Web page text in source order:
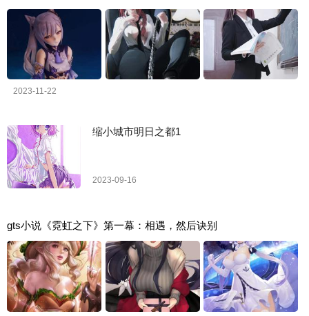
2023-11-22
缩小城市明日之都1
2023-09-16
gts小说《霓虹之下》第一幕：相遇，然后诀别